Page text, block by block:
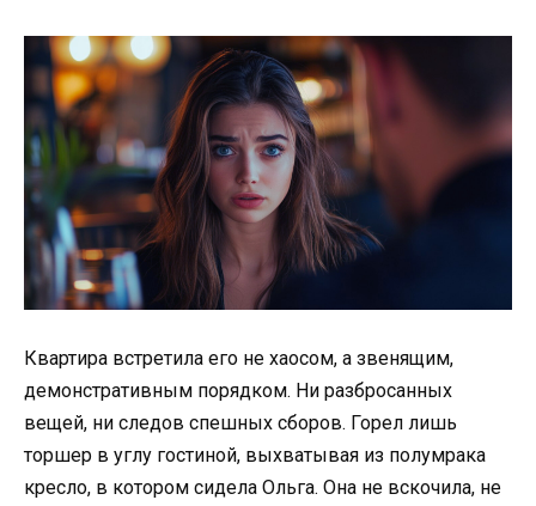
Квартира встретила его не хаосом, а звенящим,
демонстративным порядком. Ни разбросанных
вещей, ни следов спешных сборов. Горел лишь
торшер в углу гостиной, выхватывая из полумрака
кресло, в котором сидела Ольга. Она не вскочила, не